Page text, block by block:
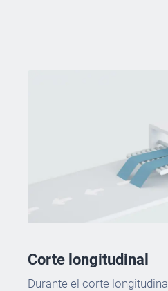
Corte longitudinal
Durante el corte